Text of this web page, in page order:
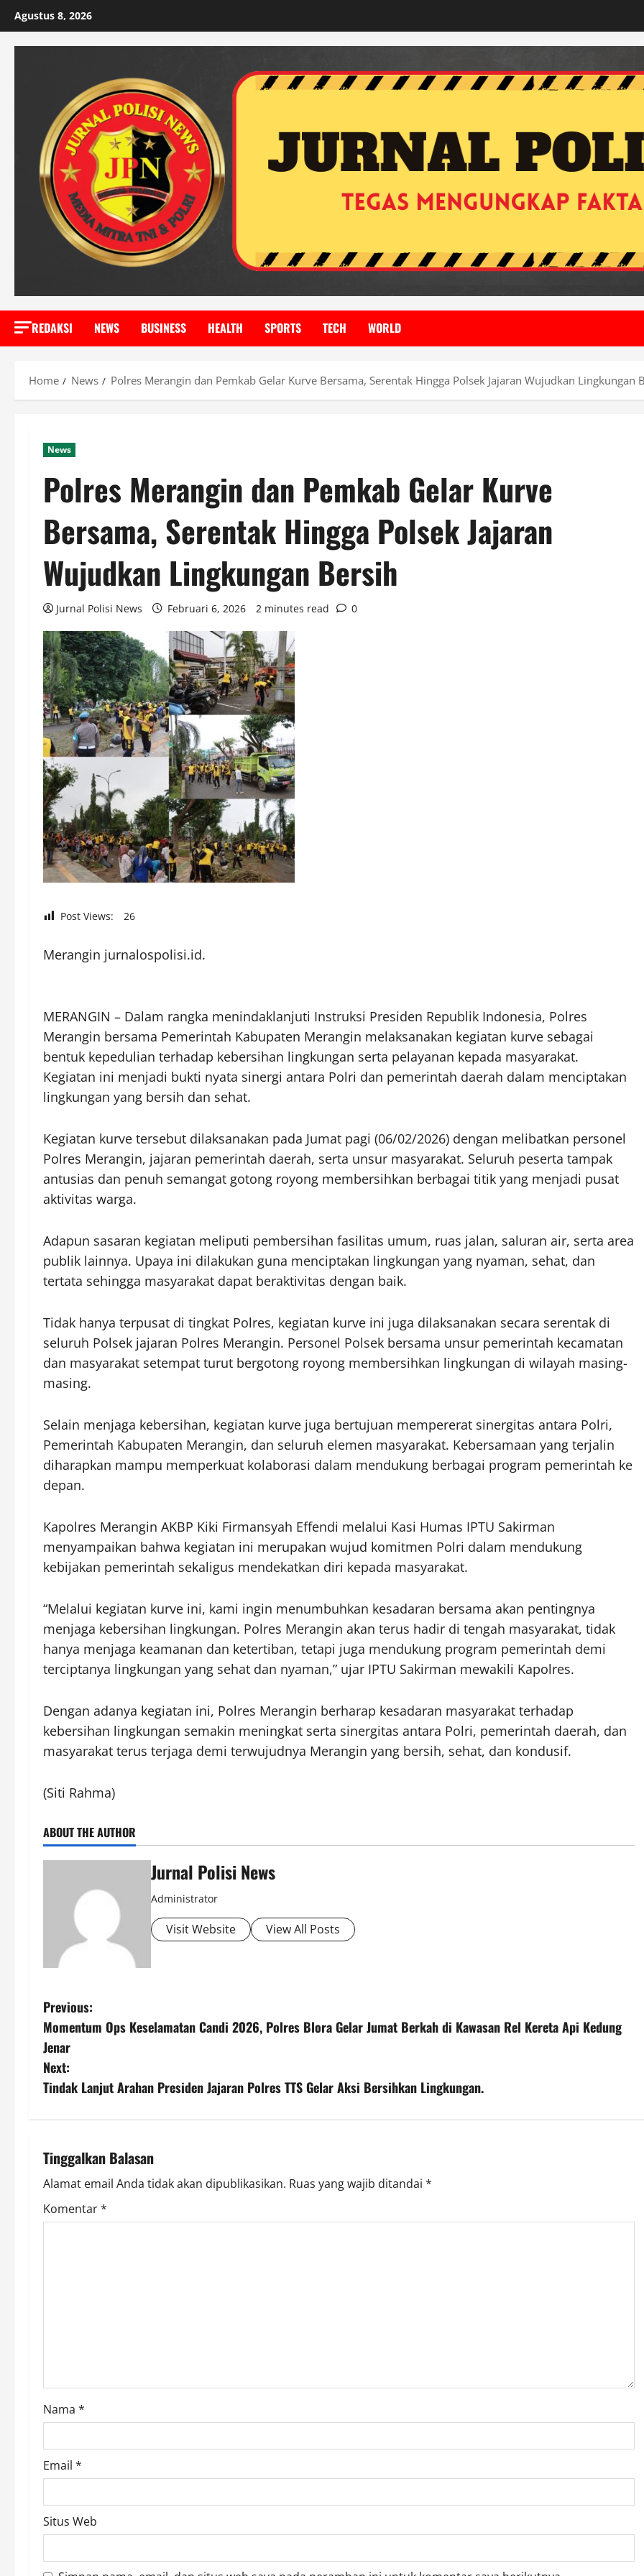
content
Agustus 8, 2026
REDAKSI NEWS BUSINESS HEALTH SPORTS TECH WORLD
Home News Polres Merangin dan Pemkab Gelar Kurve Bersama, Serentak Hingga Polsek Jajaran Wujudkan Lingkungan
News
Polres Merangin dan Pemkab Gelar Kurve
Bersama, Serentak Hingga Polsek Jajaran
Wujudkan Lingkungan Bersih
Jurnal Polisi News Februari 6, 2026 2 minutes read 0
Post Views: 26
Merangin jurnalospolisi.id.
MERANGIN – Dalam rangka menindaklanjuti Instruksi Presiden Republik Indonesia, Polres
Merangin bersama Pemerintah Kabupaten Merangin melaksanakan kegiatan kurve sebagai
bentuk kepedulian terhadap kebersihan lingkungan serta pelayanan kepada masyarakat.
Kegiatan ini menjadi bukti nyata sinergi antara Polri dan pemerintah daerah dalam menciptakan
lingkungan yang bersih dan sehat.
Kegiatan kurve tersebut dilaksanakan pada Jumat pagi (06/02/2026) dengan melibatkan personel
Polres Merangin, jajaran pemerintah daerah, serta unsur masyarakat. Seluruh peserta tampak
antusias dan penuh semangat gotong royong membersihkan berbagai titik yang menjadi pusat
aktivitas warga.
Adapun sasaran kegiatan meliputi pembersihan fasilitas umum, ruas jalan, saluran air, serta area
publik lainnya. Upaya ini dilakukan guna menciptakan lingkungan yang nyaman, sehat, dan
tertata sehingga masyarakat dapat beraktivitas dengan baik.
Tidak hanya terpusat di tingkat Polres, kegiatan kurve ini juga dilaksanakan secara serentak di
seluruh Polsek jajaran Polres Merangin. Personel Polsek bersama unsur pemerintah kecamatan
dan masyarakat setempat turut bergotong royong membersihkan lingkungan di wilayah masing-
masing.
Selain menjaga kebersihan, kegiatan kurve juga bertujuan mempererat sinergitas antara Polri,
Pemerintah Kabupaten Merangin, dan seluruh elemen masyarakat. Kebersamaan yang terjalin
diharapkan mampu memperkuat kolaborasi dalam mendukung berbagai program pemerintah ke
depan.
Kapolres Merangin AKBP Kiki Firmansyah Effendi melalui Kasi Humas IPTU Sakirman
menyampaikan bahwa kegiatan ini merupakan wujud komitmen Polri dalam mendukung
kebijakan pemerintah sekaligus mendekatkan diri kepada masyarakat.
“Melalui kegiatan kurve ini, kami ingin menumbuhkan kesadaran bersama akan pentingnya
menjaga kebersihan lingkungan. Polres Merangin akan terus hadir di tengah masyarakat, tidak
hanya menjaga keamanan dan ketertiban, tetapi juga mendukung program pemerintah demi
terciptanya lingkungan yang sehat dan nyaman,” ujar IPTU Sakirman mewakili Kapolres.
Dengan adanya kegiatan ini, Polres Merangin berharap kesadaran masyarakat terhadap
kebersihan lingkungan semakin meningkat serta sinergitas antara Polri, pemerintah daerah, dan
masyarakat terus terjaga demi terwujudnya Merangin yang bersih, sehat, dan kondusif.
(Siti Rahma)
ABOUT THE AUTHOR
Jurnal Polisi News
Administrator
Visit Website View All Posts
P
o
s
t
a
v
i
n
Previous:
Momentum Ops Keselamatan Candi 2026, Polres Blora Gelar Jumat Berkah di Kawasan Rel Kereta Api Kedung
Jenar
Next:
Tindak Lanjut Arahan Presiden Jajaran Polres TTS Gelar Aksi Bersihkan Lingkungan.
Tinggalkan Balasan
Alamat email Anda tidak akan dipublikasikan. Ruas yang wajib ditandai *
Komentar*
Nama *
Email *
Situs Web